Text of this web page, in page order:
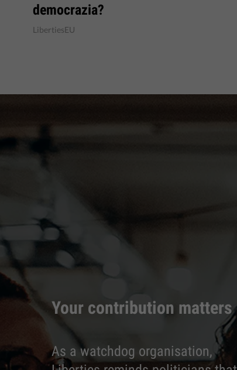
democrazia?
LibertiesEU
Your contribution matters
As a watchdog organisation,